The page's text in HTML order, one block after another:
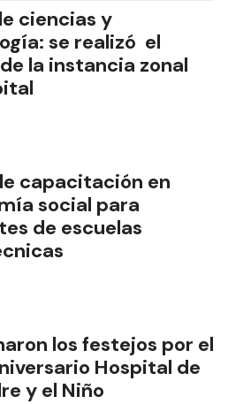
ciencias y
se realizó el
la instancia zonal
capacitación en
social para
de escuelas
los festejos por el
Hospital de
y el Niño